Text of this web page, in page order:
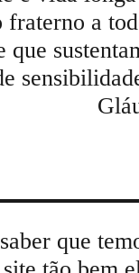
fraterno a
que
que